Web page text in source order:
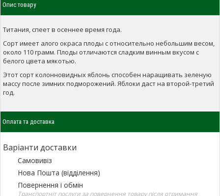
Опис товару
Титания, спеет в осеннее время года.
Сорт имеет алого окраса плоды с относительно небольшим весом,
около 110 грамм. Плоды отличаются сладким винным вкусом с
белого цвета мякотью.
Этот сорт колонновидных яблонь способен наращивать зеленую
массу после зимних подморожений. Яблоки даст на второй-третий
год.
Оплата та доставка
Варіанти доставки
Самовивіз
Нова Пошта (відділення)
Повернення і обмін
Транспортніт послуги за повернення товару після отримання